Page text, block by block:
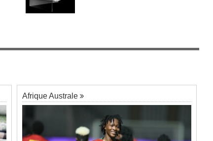
Afrique Australe
une ambiance de fête